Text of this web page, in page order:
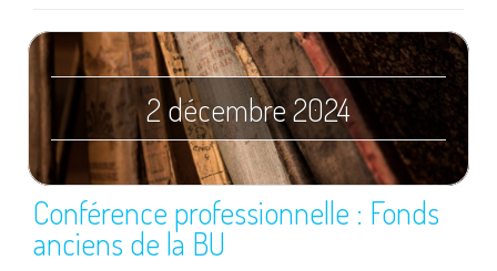
2 décembre 2024
Conférence professionnelle : Fonds
anciens de la BU